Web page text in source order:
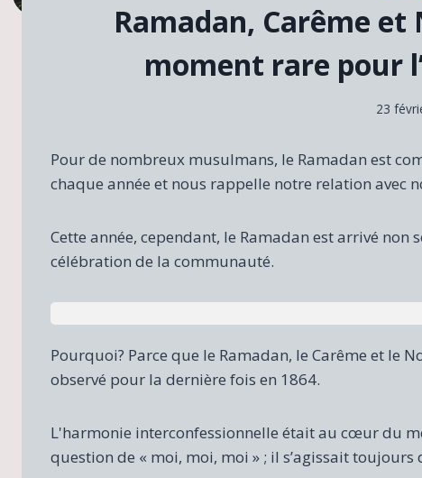
Ramadan, Carême
moment rare pour
23
Pour de nombreux musulmans, le Ramadan est
chaque année et nous rappelle notre relation avec
Cette année, cependant, le Ramadan est arrivé
célébration de la communauté.
Pourquoi? Parce que le Ramadan, le Carême et le
observé pour la dernière fois en 1864.
L'harmonie interconfessionnelle était au cœur du
question de « moi, moi, moi » ; il s’agissait toujours